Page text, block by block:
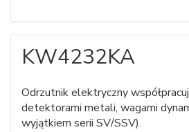
KW4232KA
Odrzutnik elektryczny
detektorami metali, wagami
wyjątkiem serii SV/SSV).